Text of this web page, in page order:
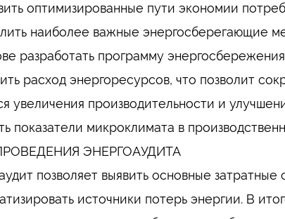
оптимизированные пути экономии
наиболее важные энергосберегающие
разработать программу
расход энергоресурсов, что позволит
увеличения производительности и
показатели микроклимата в
ЭНЕРГОАУДИТА
позволяет выявить основные
источники потерь энергии. В